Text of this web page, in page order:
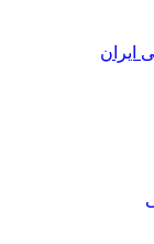
ایران